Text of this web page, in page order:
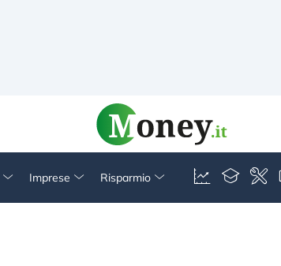
Imprese Risparmio